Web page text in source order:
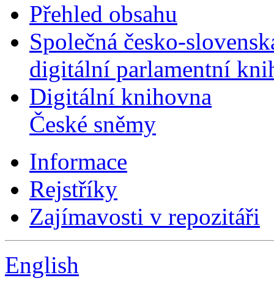
Přehled obsahu
Společná česko-
digitální parlamentní
Digitální knihovna
České sněmy
Informace
Rejstříky
Zajímavosti v repozitáři
English